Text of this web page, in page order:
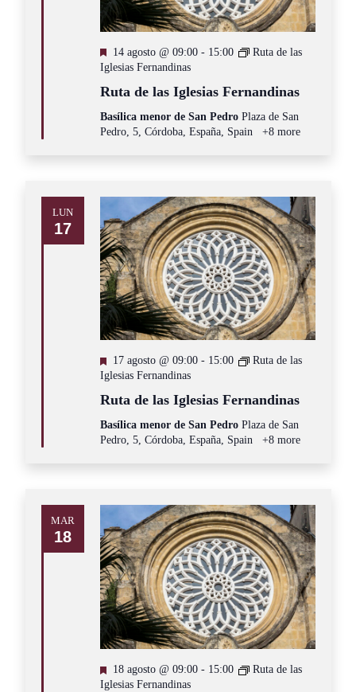
Destacado
14 agosto @ 09:00- 15:00
Ruta de las
Iglesias Fernandinas
Ruta de las Iglesias Fernandinas
Basílica menor de San Pedro Plaza de San
Pedro, 5, Córdoba, España, Spain
+8 more
LUN
17
Destacado
17 agosto @ 09:00- 15:00
Ruta de las
Iglesias Fernandinas
Ruta de las Iglesias Fernandinas
Basílica menor de San Pedro Plaza de San
Pedro, 5, Córdoba, España, Spain
+8 more
MAR
18
Destacado
18 agosto @ 09:00- 15:00
Ruta de las
Iglesias Fernandinas